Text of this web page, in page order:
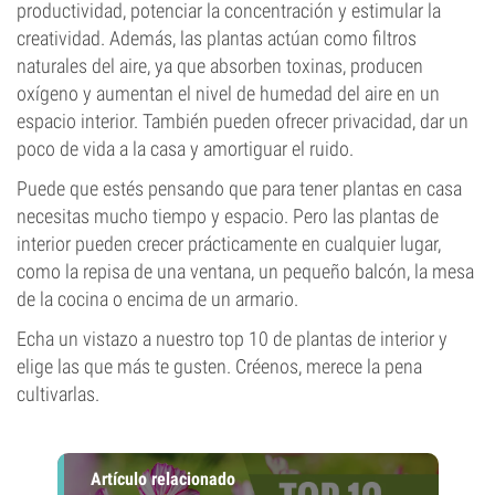
productividad, potenciar la concentración y estimular la
creatividad. Además, las plantas actúan como filtros
naturales del aire, ya que absorben toxinas, producen
oxígeno y aumentan el nivel de humedad del aire en un
espacio interior. También pueden ofrecer privacidad, dar un
poco de vida a la casa y amortiguar el ruido.
Puede que estés pensando que para tener plantas en casa
necesitas mucho tiempo y espacio. Pero las plantas de
interior pueden crecer prácticamente en cualquier lugar,
como la repisa de una ventana, un pequeño balcón, la mesa
de la cocina o encima de un armario.
Echa un vistazo a nuestro top 10 de plantas de interior y
elige las que más te gusten. Créenos, merece la pena
cultivarlas.
Artículo relacionado